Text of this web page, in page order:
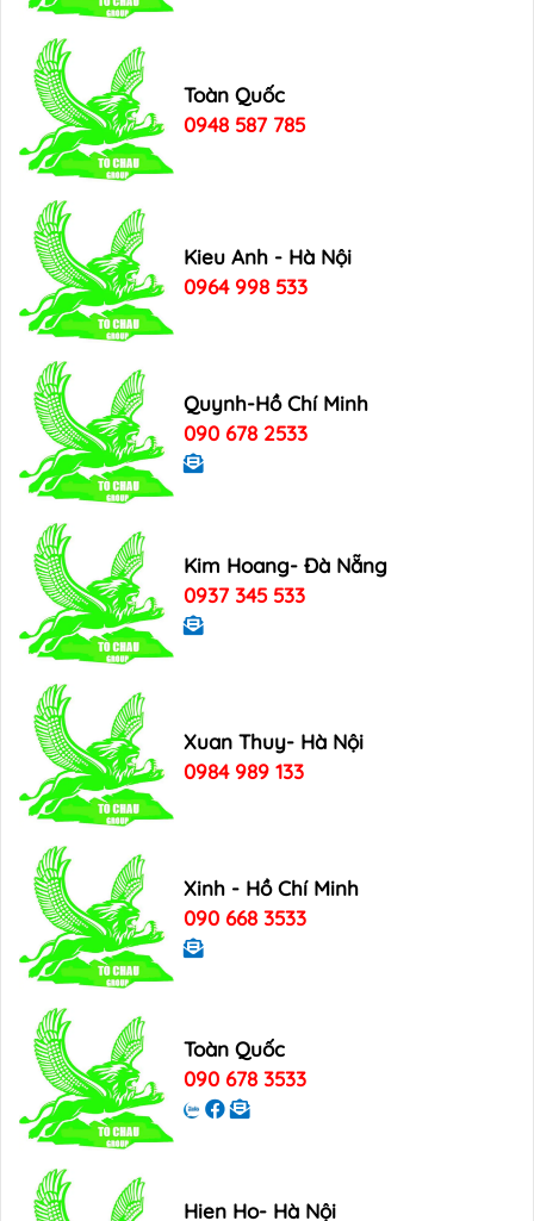
Toàn Quốc
0948 587 785
Kieu Anh - Hà Nội
0964 998 533
Quynh-Hồ Chí Minh
090 678 2533
Kim Hoang- Đà Nẵng
0937 345 533
Xuan Thuy- Hà Nội
0984 989 133
Xinh - Hồ Chí Minh
090 668 3533
Toàn Quốc
090 678 3533
Hien Ho- Hà Nội